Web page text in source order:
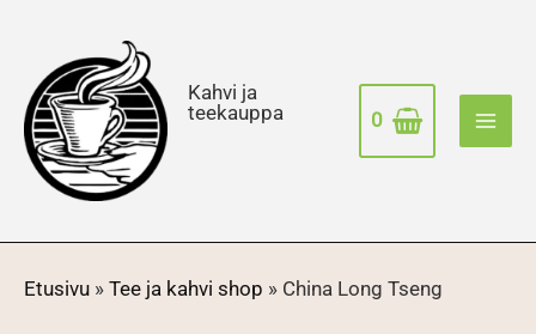
Kahvi ja
teekauppa
0
Etusivu » Tee ja kahvi shop » China Long Tseng